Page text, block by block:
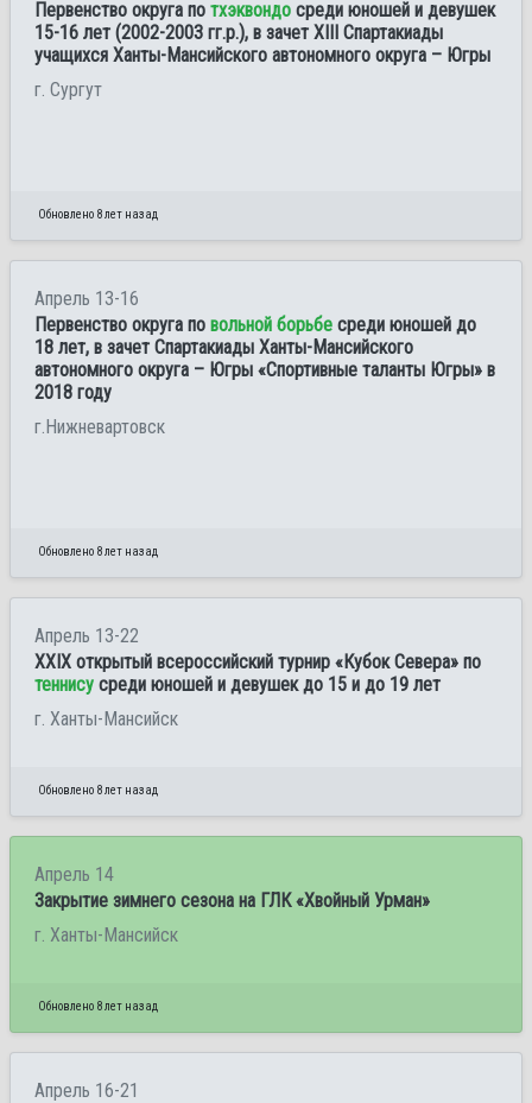
Первенство округа по тхэквондо среди юношей и девушек
15-16 лет (2002-2003 гг.р.), в зачет XIII Спартакиады
учащихся Ханты-Мансийского автономного округа – Югры
г. Сургут
Обновлено 8 лет назад
Апрель 13-16
Первенство округа по вольной борьбе среди юношей до
18 лет, в зачет Спартакиады Ханты-Мансийского
автономного округа – Югры «Спортивные таланты Югры» в
2018 году
г.Нижневартовск
Обновлено 8 лет назад
Апрель 13-22
XXIX открытый всероссийский турнир «Кубок Севера» по
теннису среди юношей и девушек до 15 и до 19 лет
г. Ханты-Мансийск
Обновлено 8 лет назад
Апрель 14
Закрытие зимнего сезона на ГЛК «Хвойный Урман»
г. Ханты-Мансийск
Обновлено 8 лет назад
Апрель 16-21